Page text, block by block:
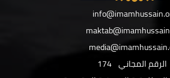
الرقم المجاني 174